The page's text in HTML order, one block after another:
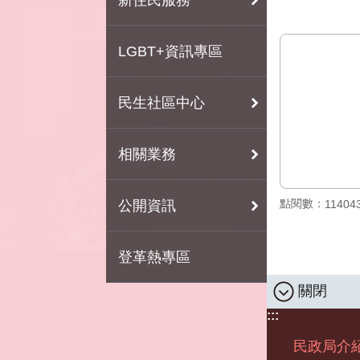
LGBT+資訊專區
民生社區中心
相關業務
公開資訊
登革熱專區
點閱數：
關閉
:::
民政局介